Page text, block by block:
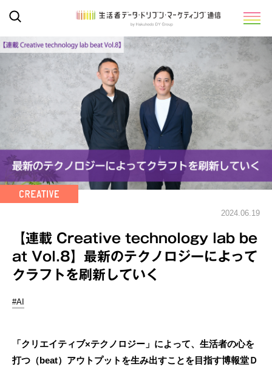
2024.06.19
【連載 Creative technology lab be
at Vol.8】最新のテクノロジーによって
クラフトを刷新していく
#AI
「クリエイティブ×テクノロジー」によって、生活者の心を
打つ（beat）アウトプットを生み出すことを目指す博報堂Ｄ